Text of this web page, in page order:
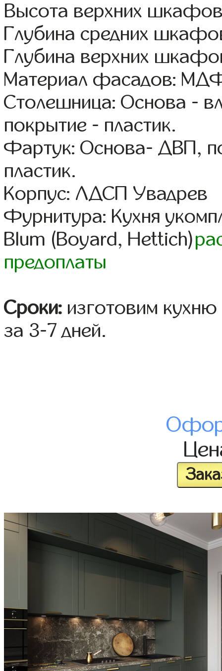
Высота верхних
Глубина средних
Глубина верхних
Материал фасадов:
Столешница: Основа -
покрытие - пластик.
Фартук: Основа- ДВП,
пластик.
Корпус: ЛДСП Увадрев
Фурнитура: Кухня
Blum (Boyard, Hettich)
предоплаты
Сроки: изготовим
за 3-7 дней.